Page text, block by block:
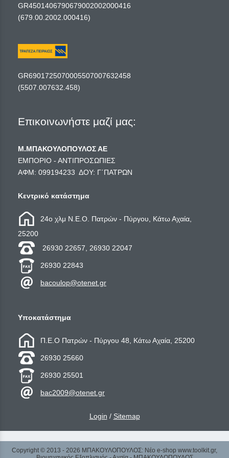
GR4501406790679002002000416
(679.00.2002.000416)
GR6901725070005507007632458
(5507.007632.458)
Επικοινωνήστε μαζί μας:
Μ.ΜΠΑΚΟΥΛΟΠΟΥΛΟΣ ΑΕ
ΕΜΠΟΡΙΟ - ΑΝΤΙΠΡΟΣΩΠΙΕΣ
ΑΦΜ: 099194233 ΔΟΥ: Γ΄ΠΑΤΡΩΝ
Κεντρικό κατάστημα
24ο χλμ Ν.Ε.Ο. Πατρών - Πύργου, Κάτω Αχαία,
25200
26930 22657, 26930 22047
26930 22843
bacoulop@otenet.gr
Υποκατάστημα
Π.Ε.Ο Πατρών - Πύργου 48, Κάτω Αχαία, 25200
26930 25660
26930 25501
bac2009@otenet.gr
Login / Sitemap
Copyright © 2013 - 2026 ΜΠΑΚΟΥΛΟΠΟΥΛΟΣ: Νέο e-shop www.toolkit.gr,